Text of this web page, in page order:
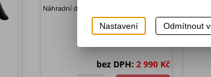
Náhradní díl k termosu celenerez
bez DPH: 2 990 Kč
těsnění
Nastavení Odmítnout